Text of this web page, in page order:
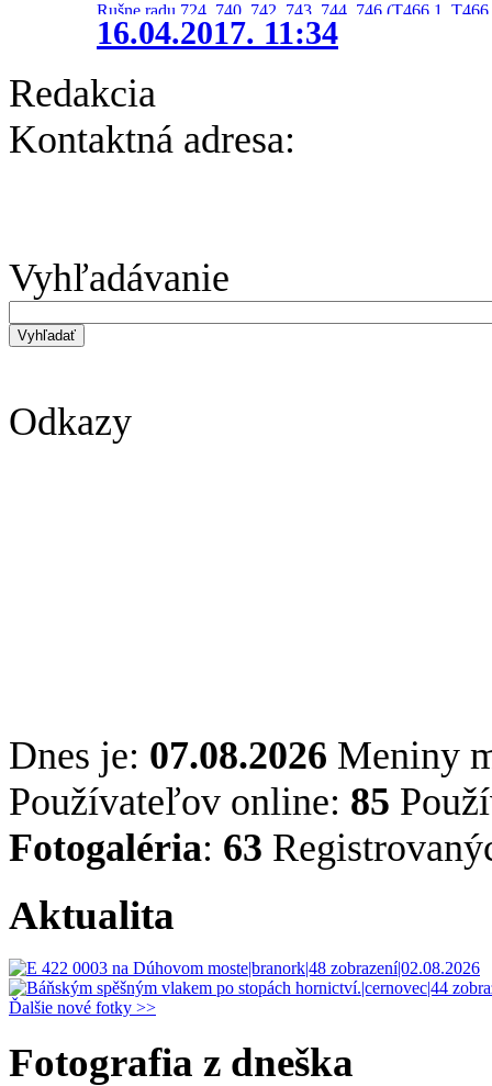
Rušne radu 724, 740, 742, 743, 744, 746 (T466.1,
16.04.2017. 11:34
Redakcia
Kontaktná adresa:
Vyhľadávanie
Odkazy
Dnes je: 07.08.2026 Meniny
Používateľov online: 85
Fotogaléria: 63
Aktualita
Ďalšie nové fotky >>
Fotografia z dneška